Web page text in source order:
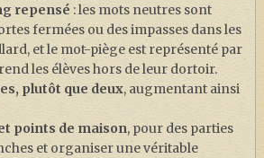
repensé : les mots neutres sont
fermées ou des impasses dans les
et le mot-piège est représenté par
les élèves hors de leur dortoir.
plutôt que deux, augmentant ainsi
points de maison, pour des parties
et organiser une véritable